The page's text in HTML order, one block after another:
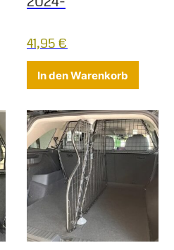
Dieses Produkt weist mehrere
41,95€
In den Warenkorb